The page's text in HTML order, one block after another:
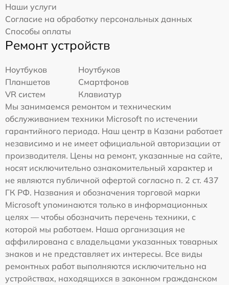
Наши услуги
Согласие на обработку персональных данных
Способы оплаты
Ремонт устройств
Ноутбуков
Ноутбуков
Планшетов
Смартфонов
VR систем
Клавиатур
Мы занимаемся ремонтом и техническим
обслуживанием техники Microsoft по истечении
гарантийного периода. Наш центр в Казани работает
независимо и не имеет официальной авторизации от
производителя. Цены на ремонт, указанные на сайте,
носят исключительно ознакомительный характер и
не являются публичной офертой согласно п. 2 ст. 437
ГК РФ. Названия и обозначения торговой марки
Microsoft упоминаются только в информационных
целях — чтобы обозначить перечень техники, с
которой мы работаем. Наша организация не
аффилирована с владельцами указанных товарных
знаков и не представляет их интересы. Все виды
ремонтных работ выполняются исключительно на
устройствах, находящихся в законном гражданском